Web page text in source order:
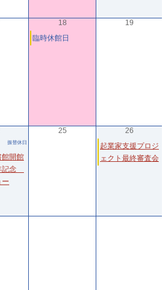
18
臨時休館日
19
振替休日
館開館
記念
ー
25
26
起業家支援プロジ
ェクト最終審査会